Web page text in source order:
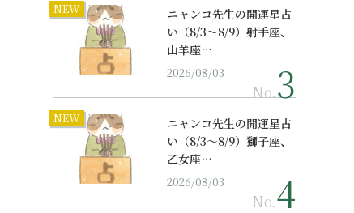
NEW
ニャンコ先生の開運星占
い（8/3～8/9）射手座、
山羊座…
2026/08/03
No.
NEW
ニャンコ先生の開運星占
い（8/3～8/9）獅子座、
乙女座…
2026/08/03
No.